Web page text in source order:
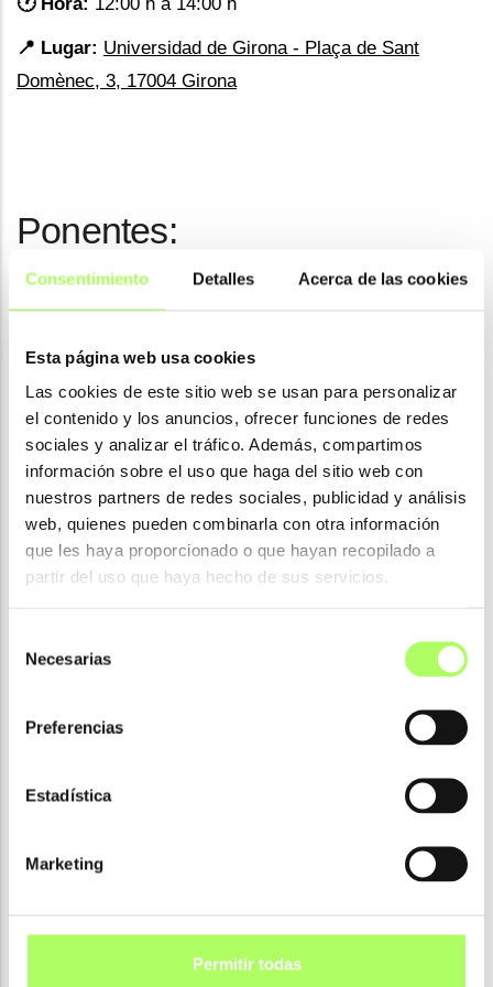
Consentimiento Detalles Acerca de las cookies
Esta página web usa cookies
Las cookies de este sitio web se usan para personalizar
el contenido y los anuncios, ofrecer funciones de redes
sociales y analizar el tráfico. Además, compartimos
información sobre el uso que haga del sitio web con
nuestros partners de redes sociales, publicidad y análisis
web, quienes pueden combinarla con otra información
que les haya proporcionado o que hayan recopilado a
partir del uso que haya hecho de sus servicios.
Necesarias
Preferencias
Estadística
Marketing
Permitir todas
📍 Lugar: Universidad de Girona - Plaça de Sant
Domènec, 3, 17004 Girona
Ponentes:
Colaboradores: